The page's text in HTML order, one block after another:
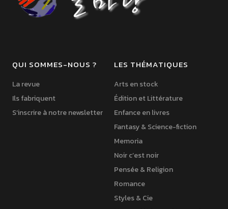
QUI SOMMES-NOUS ?
La revue
Ils fabriquent
S’inscrire à notre newsletter
LES THÉMATIQUES
Arts en stock
Édition et Littérature
Enfance en livres
Fantasy & Science-fiction
Memoria
Noir c’est noir
Pensée & Religion
Romance
Styles & Cie